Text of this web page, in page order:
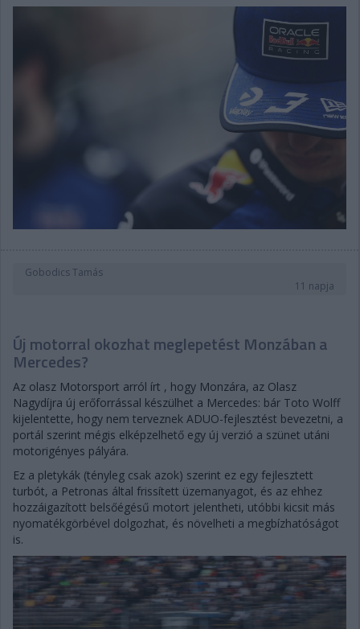
Gobodics Tamás
11 napja
Új motorral okozhat meglepetést Monzában a
Mercedes?
Az olasz Motorsport arról írt , hogy Monzára, az Olasz
Nagydíjra új erőforrással készülhet a Mercedes: bár Toto Wolff
kijelentette, hogy nem terveznek ADUO-fejlesztést bevezetni, a
portál szerint mégis elképzelhető egy új verzió a szünet utáni
motorigényes pályára.
Ez a pletykák (tényleg csak azok) szerint ez egy fejlesztett
turbót, a Petronas által frissített üzemanyagot, és az ehhez
hozzáigazított belsőégésű motort jelentheti, utóbbi kicsit más
nyomatékgörbével dolgozhat, és növelheti a megbízhatóságot
is.